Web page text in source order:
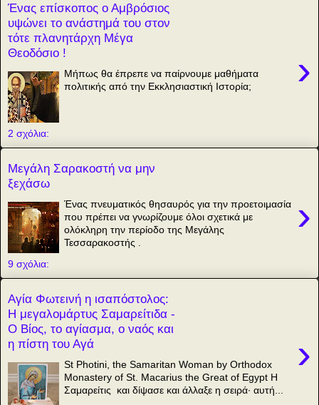
Ένας επίσκοπος ο Αμβρόσιος
υψώνει το ανάστημά του στον
τότε πλανητάρχη Μέγα
Θεοδόσιο !
›
Μήπως θα έπρεπε να παίρνουμε μαθήματα
πολιτικής από την Εκκλησιαστική Ιστορία;
2 σχόλια:
Μεγάλη Σαρακοστή να μην
ξεχάσω
›
Ένας πνευματικός θησαυρός για την προετοιμασία
που πρέπει να γνωρίζουμε όλοι σχετικά με
ολόκληρη την περίοδο της Μεγάλης
Τεσσαρακοστής .
9 σχόλια:
Αγία Φωτεινή η ισαπόστολος:
Η μεγαλομάρτυς Σαμαρείτιδα -
Ο Βίος, το αγίασμα, ο ναός και
η πίστη του Αγά
›
St Photini, the Samaritan Woman by Orthodox
Monastery of St. Macarius the Great of Egypt Η
Σαμαρείτις και δίψασε και άλλαξε η σειρά· αυτή...